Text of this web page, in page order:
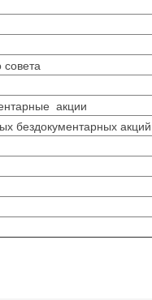
акции
бездокументарных акций